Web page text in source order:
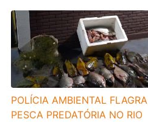
POLÍCIA AMBIENTAL FLAGRA
PESCA PREDATÓRIA NO RIO